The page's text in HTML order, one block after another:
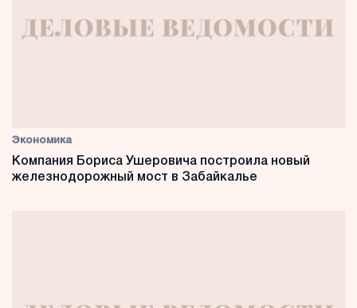
Экономика
Компания Бориса Ушеровича построила новый
железнодорожный мост в Забайкалье